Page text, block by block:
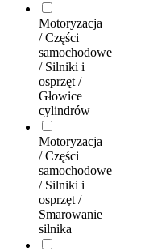
Motoryzacja
/ Części
samochodowe
/ Silniki i
osprzęt /
Głowice
cylindrów
Motoryzacja
/ Części
samochodowe
/ Silniki i
osprzęt /
Smarowanie
silnika